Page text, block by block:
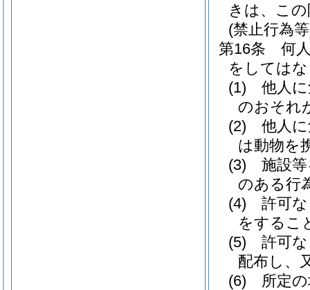
きは、こ
(禁止行為
第16条
何
をしては
(1)
他人
のおそれ
(2)
他人
は動物を
(3)
施設
のある行
(4)
許可
をするこ
(5)
許可
配布し、
(6)
所定